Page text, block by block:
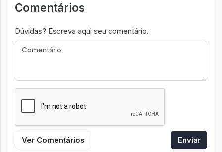
Comentários
Dúvidas? Escreva aqui seu comentário.
Ver Comentários Enviar